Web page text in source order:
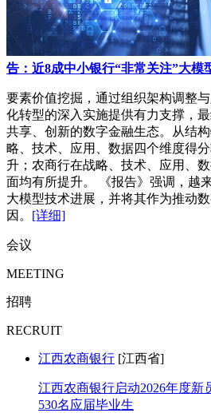
告：近8成中小银行“非常关注”大模
要素价值挖掘，通过组织架构调整
化转型的深入实施提供有力支撑，最
共享、创新的数字金融生态。从结
略、技术、应用、数据四个维度得
升；农商行在战略、技术、应用、
面均有所提升。 《报告》强调，越
大模型技术进展，并将其作为推动
因。 [详细]
会议
MEETING
招聘
RECRUIT
江西农商银行 [江西省]
江西农商银行启动2026年度新
530名应届毕业生